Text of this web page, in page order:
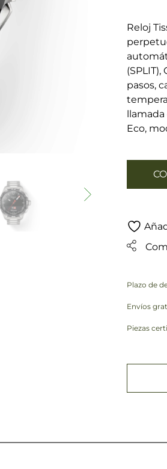
Reloj
pasos,
Eco,
Plazo de
Envíos
Piezas